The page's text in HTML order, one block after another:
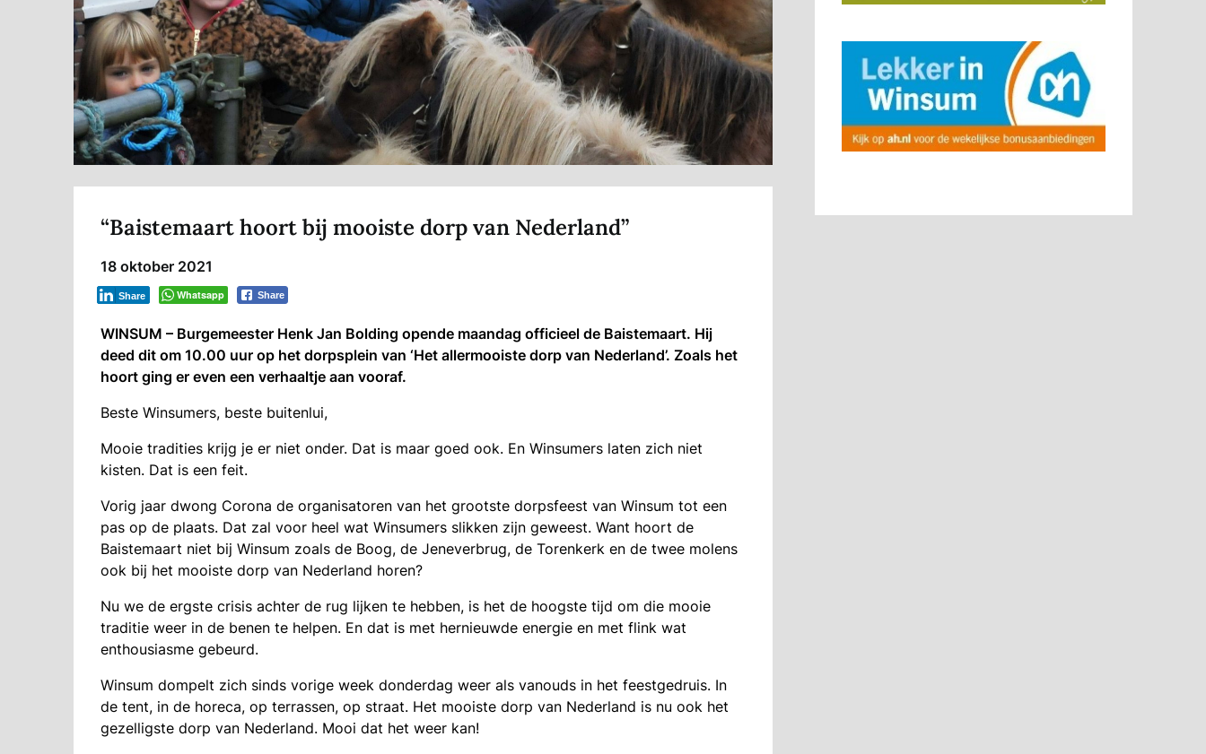
“Baistemaart hoort bij mooiste dorp van Nederland”
18 oktober 2021
Whatsapp Share
Share
WINSUM – Burgemeester Henk Jan Bolding opende maandag officieel de Baistemaart. Hij
deed dit om 10.00 uur op het dorpsplein van ‘Het allermooiste dorp van Nederland’. Zoals het
hoort ging er even een verhaaltje aan vooraf.
Beste Winsumers, beste buitenlui,
Mooie tradities krijg je er niet onder. Dat is maar goed ook. En Winsumers laten zich niet
kisten. Dat is een feit.
Vorig jaar dwong Corona de organisatoren van het grootste dorpsfeest van Winsum tot een
pas op de plaats. Dat zal voor heel wat Winsumers slikken zijn geweest. Want hoort de
Baistemaart niet bij Winsum zoals de Boog, de Jeneverbrug, de Torenkerk en de twee molens
ook bij het mooiste dorp van Nederland horen?
Nu we de ergste crisis achter de rug lijken te hebben, is het de hoogste tijd om die mooie
traditie weer in de benen te helpen. En dat is met hernieuwde energie en met flink wat
enthousiasme gebeurd.
Winsum dompelt zich sinds vorige week donderdag weer als vanouds in het feestgedruis. In
de tent, in de horeca, op terrassen, op straat. Het mooiste dorp van Nederland is nu ook het
gezelligste dorp van Nederland. Mooi dat het weer kan!